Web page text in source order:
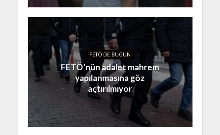
FETÖ'DE BUGÜN
FETÖ’nün adalet mahrem
yapılanmasına göz
açtırılmıyor